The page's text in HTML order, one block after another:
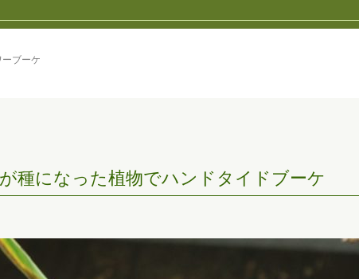
ブーケ
種になった植物でハンドタイドブーケ